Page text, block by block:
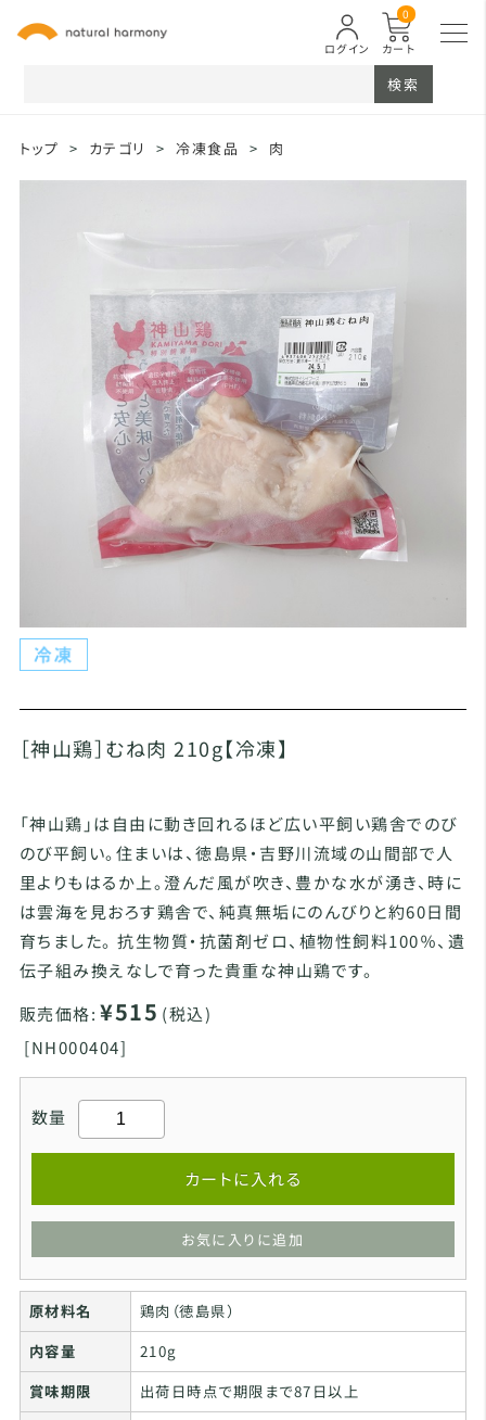
カート
0
ログイン
検索
トップ > カテゴリ > 冷凍食品 > 肉
［神山鶏］むね肉 210g【冷凍】
「神山鶏」は自由に動き回れるほど広い平飼い鶏舎でのび
のび平飼い。住まいは、徳島県・吉野川流域の山間部で人
里よりもはるか上。澄んだ風が吹き、豊かな水が湧き、時に
は雲海を見おろす鶏舎で、純真無垢にのんびりと約60日間
育ちました。 抗生物質・抗菌剤ゼロ、植物性飼料100％、遺
伝子組み換えなしで育った貴重な神山鶏です。
販売価格: ¥515 (税込)
[NH000404]
数量
カートに入れる
お気に入りに追加
原材料名
鶏肉（徳島県）
内容量
210g
賞味期限
出荷日時点で期限まで87日以上